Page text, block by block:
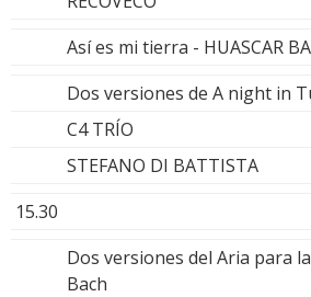
Así es mi tierra - HUASCAR
Dos versiones de A night in
C4 TRÍO
STEFANO DI BATTISTA
15.30
Dos versiones del Aria para la
Bach